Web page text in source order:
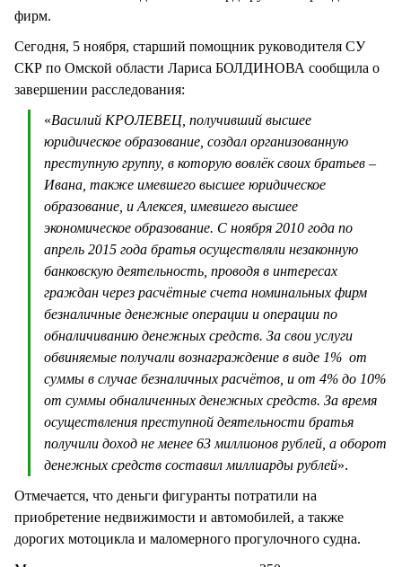
фирм.
Сегодня, 5 ноября, старший помощник руководителя СУ
СКР по Омской области Лариса БОЛДИНОВА сообщила о
завершении расследования:
«Василий КРОЛЕВЕЦ, получивший высшее
юридическое образование, создал организованную
преступную группу, в которую вовлёк своих братьев –
Ивана, также имевшего высшее юридическое
образование, и Алексея, имевшего высшее
экономическое образование. С ноября 2010 года по
апрель 2015 года братья осуществляли незаконную
банковскую деятельность, проводя в интересах
граждан через расчётные счета номинальных фирм
безналичные денежные операции и операции по
обналичиванию денежных средств. За свои услуги
обвиняемые получали вознаграждение в виде 1% от
суммы в случае безналичных расчётов, и от 4% до 10%
от суммы обналиченных денежных средств. За время
осуществления преступной деятельности братья
получили доход не менее 63 миллионов рублей, а оборот
денежных средств составил миллиарды рублей».
Отмечается, что деньги фигуранты потратили на
приобретение недвижимости и автомобилей, а также
дорогих мотоцикла и маломерного прогулочного судна.